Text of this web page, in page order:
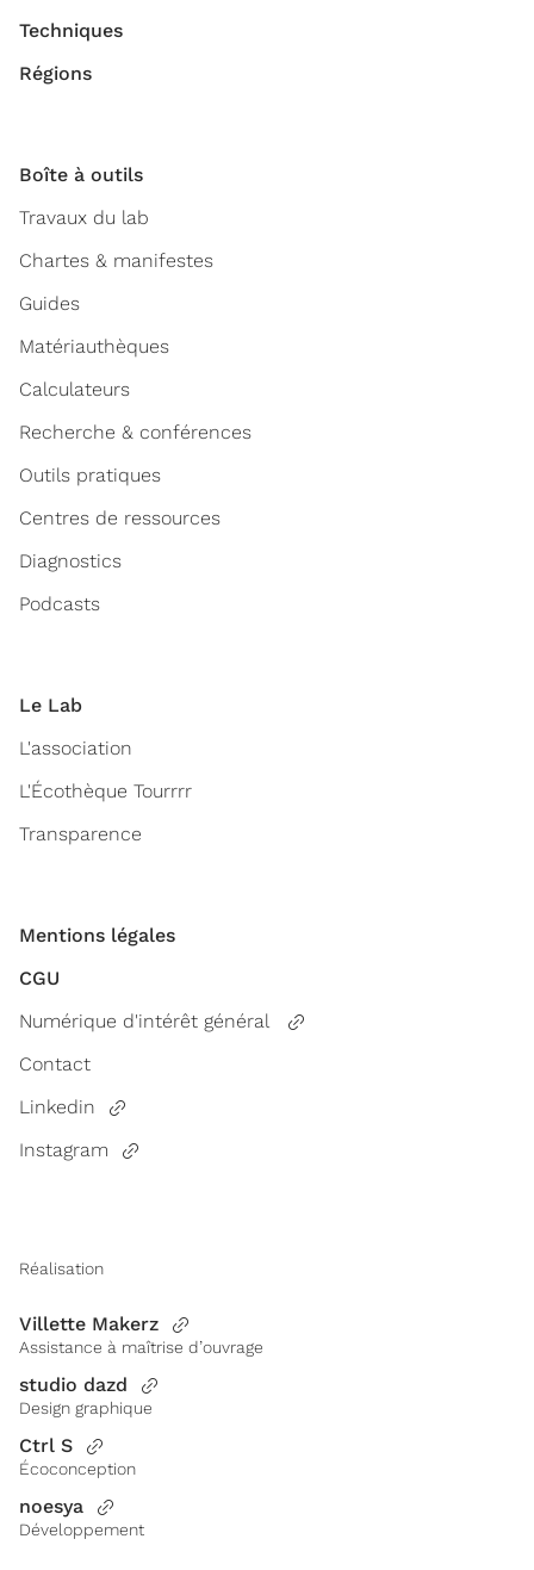
Techniques
Régions
Boîte à outils
Travaux du lab
Chartes & manifestes
Guides
Matériauthèques
Calculateurs
Recherche & conférences
Outils pratiques
Centres de ressources
Diagnostics
Podcasts
Le Lab
L'association
L'Écothèque Tourrrr
Transparence
Mentions légales
CGU
Numérique d'intérêt général
Contact
Linkedin
Instagram
Réalisation
Villette Makerz
Assistance à maîtrise d’ouvrage
studio dazd
Design graphique
Ctrl S
Écoconception
noesya
Développement